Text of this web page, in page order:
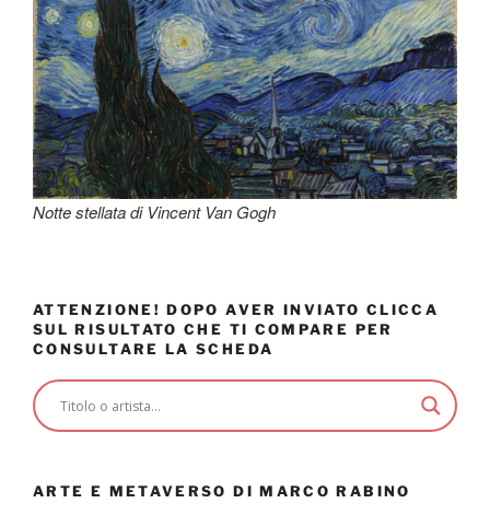
Notte stellata di Vincent Van Gogh
ATTENZIONE! DOPO AVER INVIATO CLICCA
SUL RISULTATO CHE TI COMPARE PER
CONSULTARE LA SCHEDA
ARTE E METAVERSO DI MARCO RABINO